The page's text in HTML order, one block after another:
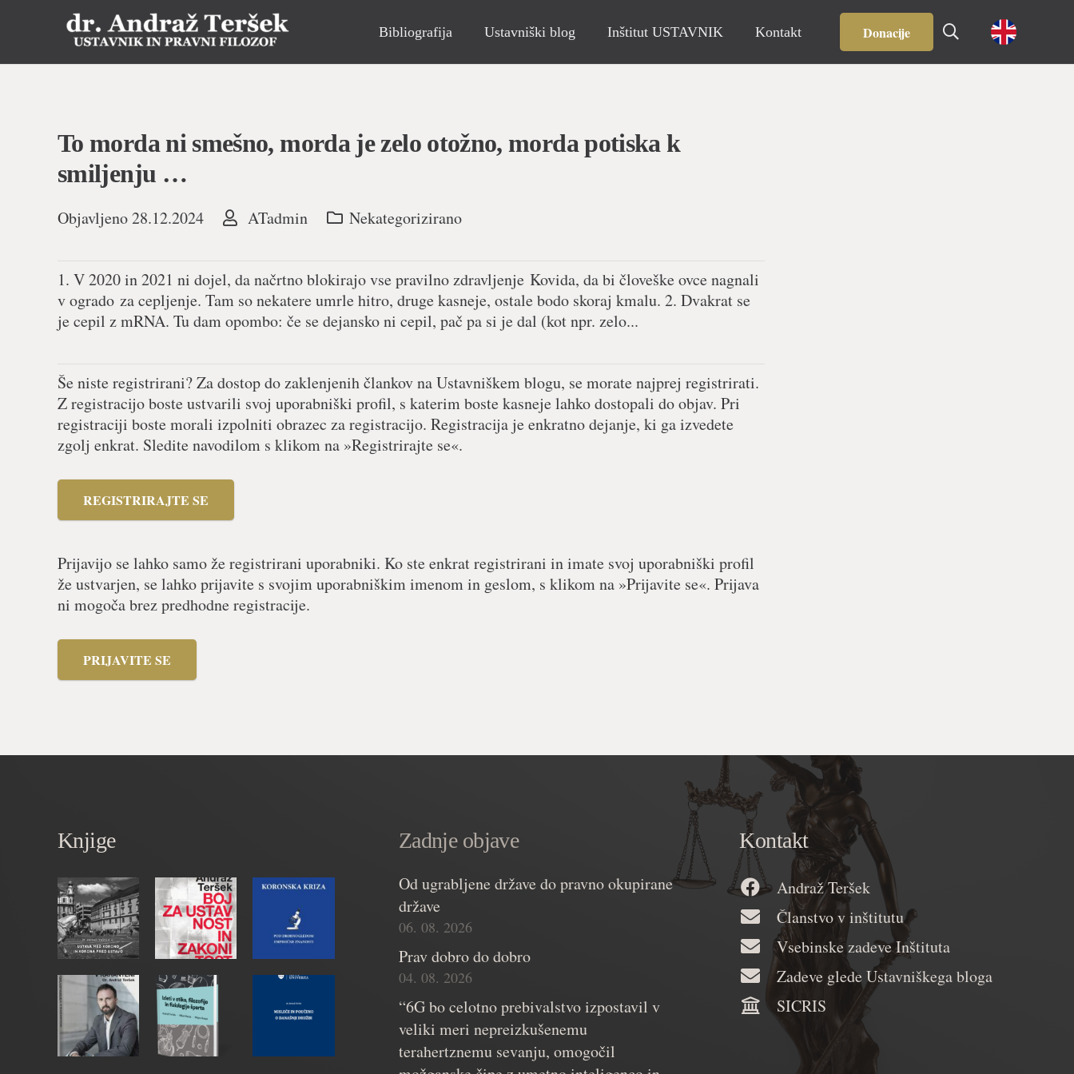
Bibliografija Ustavniški blog Inštitut USTAVNIK Kontakt Donacije
To morda ni smešno, morda je zelo otožno, morda potiska k
smiljenju …
Objavljeno28.12.2024 ATadmin Nekategorizirano
1. V 2020 in 2021 ni dojel, da načrtno blokirajo vse pravilno zdravljenje Kovida, da bi človeške ovce nagnali
v ogrado za cepljenje. Tam so nekatere umrle hitro, druge kasneje, ostale bodo skoraj kmalu. 2. Dvakrat se
je cepil z mRNA. Tu dam opombo: če se dejansko ni cepil, pač pa si je dal (kot npr. zelo...
Še niste registrirani? Za dostop do zaklenjenih člankov na Ustavniškem blogu, se morate najprej registrirati.
Z registracijo boste ustvarili svoj uporabniški profil, s katerim boste kasneje lahko dostopali do objav. Pri
registraciji boste morali izpolniti obrazec za registracijo. Registracija je enkratno dejanje, ki ga izvedete
zgolj enkrat. Sledite navodilom s klikom na »Registrirajte se«.
REGISTRIRAJTE SE
Prijavijo se lahko samo že registrirani uporabniki. Ko ste enkrat registrirani in imate svoj uporabniški profil
že ustvarjen, se lahko prijavite s svojim uporabniškim imenom in geslom, s klikom na »Prijavite se«. Prijava
ni mogoča brez predhodne registracije.
PRIJAVITE SE
Knjige Zadnje objave
Od ugrabljene države do pravno okupirane
države
06. 08. 2026
Prav dobro do dobro
04. 08. 2026
“6G bo celotno prebivalstvo izpostavil v
veliki meri nepreizkušenemu
terahertznemu sevanju, omogočil
Kontakt
Andraž Teršek
Članstvo v inštitutu
Vsebinske zadeve Inštituta
Zadeve glede Ustavniškega bloga
SICRIS